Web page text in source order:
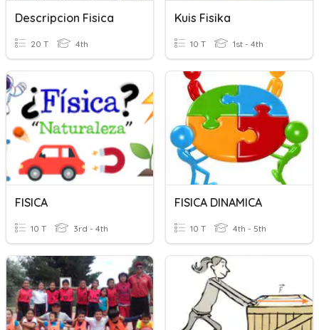
Descripcion Fisica
20 T 4th
Kuis Fisika
10 T 1st - 4th
FISICA
10 T 3rd - 4th
FISICA DINAMICA
10 T 4th - 5th